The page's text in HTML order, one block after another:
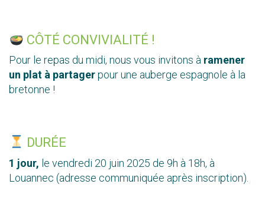
CÔTÉ CONVIVIALITÉ !
Pour le repas du midi, nous vous invitons à ramener
un plat à partagerpour une auberge espagnole à la
bretonne !
DURÉE
1 jour, le vendredi 20 juin 2025 de 9h à 18h, à
Louannec (adresse communiquée après inscription).